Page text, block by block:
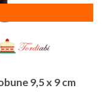
9,5 x 9 cm